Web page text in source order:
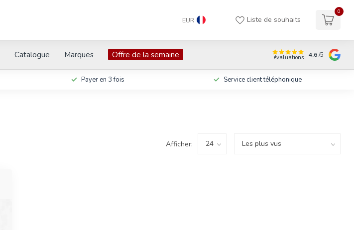
EUR Liste de souhaits
0
Catalogue Marques Offre de la semaine évaluations 4.6/5
Payer en 3 fois Service client téléphonique
Afficher: